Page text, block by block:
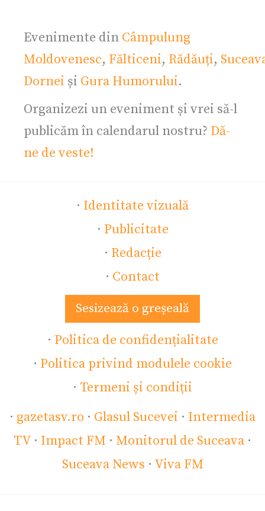
Evenimente din Câmpulung
Moldovenesc, Fălticeni, Rădăuți,
Dornei și Gura Humorului.
Organizezi un eveniment și vrei să-l
publicăm în calendarul nostru? Dă-
ne de veste!
· Identitate vizuală
· Publicitate
· Redacție
· Contact
Sesizează o greșeală
· Politica de confidențialitate
· Politica privind modulele cookie
· Termeni și condiții
· gazetasv.ro · Glasul Sucevei · Intermedia
TV · Impact FM · Monitorul de Suceava ·
Suceava News · Viva FM